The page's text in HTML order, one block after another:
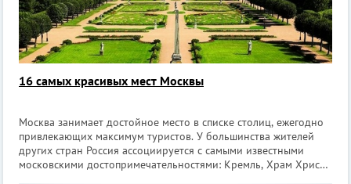
16 самых красивых мест Москвы
Москва занимает достойное место в списке столиц, ежегодно
привлекающих максимум туристов. У большинства жителей
других стран Россия ассоциируется с самыми известными
московскими достопримечательностями: Кремль, Храм Христа